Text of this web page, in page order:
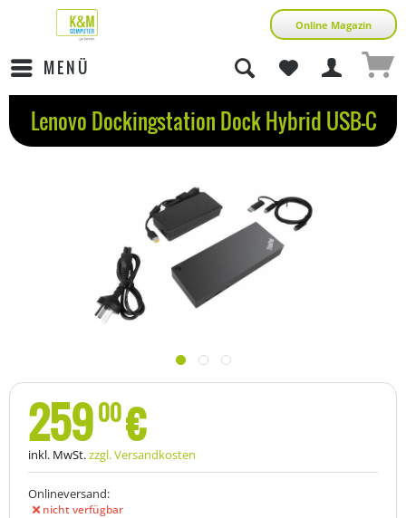
Online Magazin
MENÜ
Lenovo Dockingstation Dock Hybrid USB-C
25900€
inkl. MwSt.zzgl. Versandkosten
Onlineversand:
nicht verfügbar